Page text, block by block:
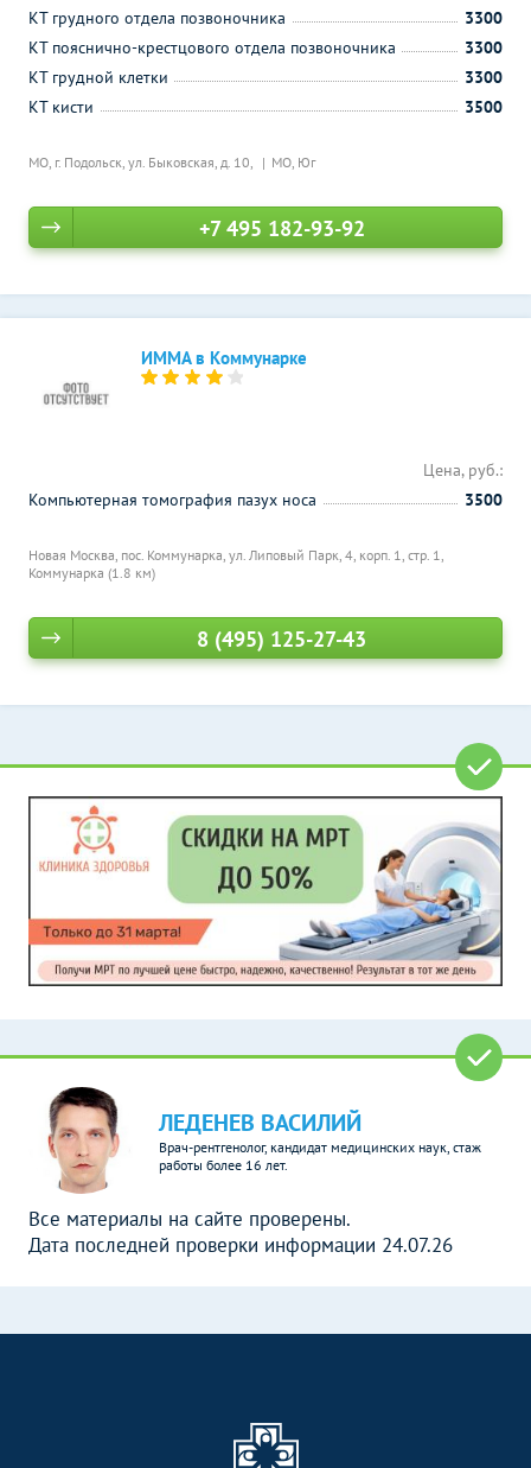
МО, г. Подольск, ул. Быковская, д. 10, МО, Юг
КТ грудного отдела позвоночника
3300
КТ пояснично-крестцового отдела позвоночника
3300
КТ грудной клетки
3300
КТ кисти
3500
+7 495 182-93-92
ИММА в Коммунарке
Новая Москва, пос. Коммунарка, ул. Липовый Парк, 4, корп. 1, стр. 1,
Коммунарка (1.8 км)
Цена, руб.:
Компьютерная томография пазух носа
3500
8 (495) 125-27-43
ЛЕДЕНЕВ ВАСИЛИЙ
Врач-рентгенолог, кандидат медицинских наук, стаж
работы более 16 лет.
Все материалы на сайте проверены.
Дата последней проверки информации 24.07.26